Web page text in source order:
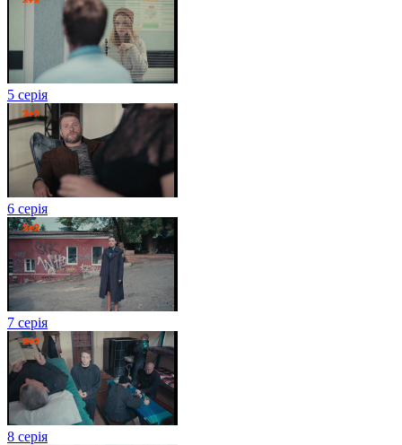
5 серія
6 серія
7 серія
8 серія